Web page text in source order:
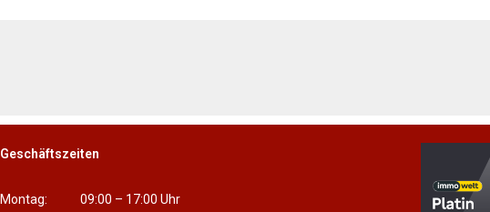
Geschäftszeiten
Montag: 09:00 – 17:00 Uhr